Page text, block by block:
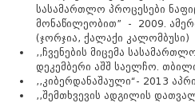
სასამართლო პროცესები
მონაწილეობით” - 2009.
(ჯორჯია, ქალაქი კალომბუსი)
,, ჩვენების მიცემა
დეკემბერი აშშ საელჩო.
,,კიბერდანაშაული“- 2013
,,შემთხვევის ადგილის